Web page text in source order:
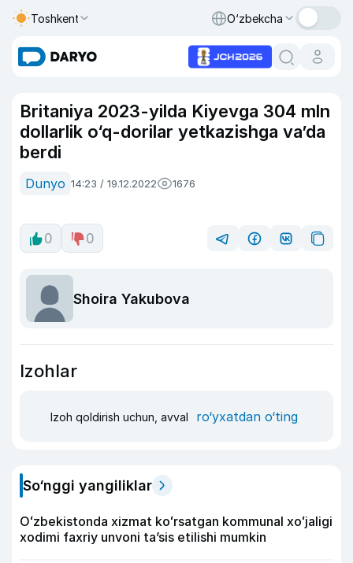
Toshkent O‘zbekcha
Britaniya 2023-yilda Kiyevga 304 mln
dollarlik o‘q-dorilar yetkazishga va’da
berdi
Dunyo 14:23 / 19.12.2022 1676
0 0
Shoira Yakubova
Izohlar
Izoh qoldirish uchun, avval ro‘yxatdan o‘ting
So‘nggi yangiliklar
Oʻzbekistonda xizmat koʻrsatgan kommunal xoʻjaligi
xodimi faxriy unvoni taʼsis etilishi mumkin